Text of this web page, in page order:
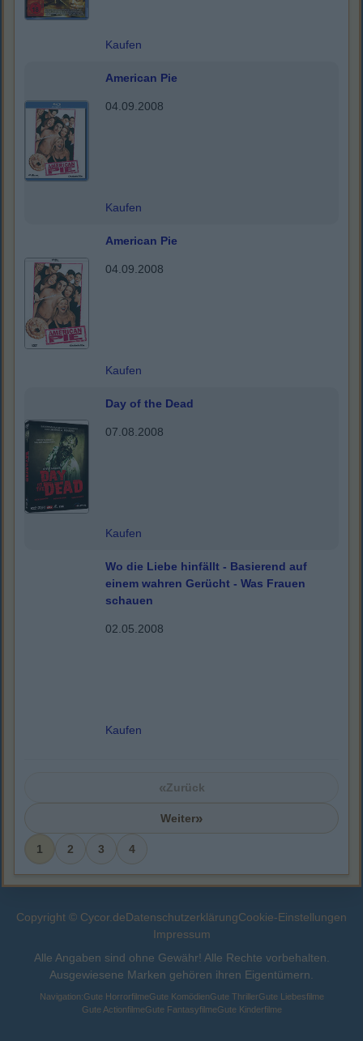
Kaufen
American Pie
04.09.2008
Kaufen
American Pie
04.09.2008
Kaufen
Day of the Dead
07.08.2008
Kaufen
Wo die Liebe hinfällt - Basierend auf
einem wahren Gerücht - Was Frauen
schauen
02.05.2008
Kaufen
«Zurück
1 2 3 4
Weiter»
Copyright © Cycor.deDatenschutzerklärungCookie-Einstellungen
Impressum
Alle Angaben sind ohne Gewähr! Alle Rechte vorbehalten.
Ausgewiesene Marken gehören ihren Eigentümern.
Navigation:Gute HorrorfilmeGute KomödienGute ThrillerGute Liebesfilme
Gute ActionfilmeGute FantasyfilmeGute Kinderfilme